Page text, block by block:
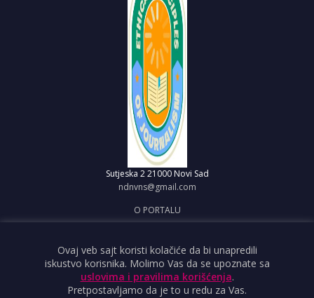
Sutjeska 2 21000 Novi Sad
ndnvns@gmail.com
O PORTALU
OBJAVI VEST
USLOVI KORIŠĆENJA
Ovaj veb sajt koristi kolačiće da bi unapredili
iskustvo korisnika. Molimo Vas da se upoznate sa
uslovima i pravilima korišćenja.
Pretpostavljamo da je to u redu za Vas.